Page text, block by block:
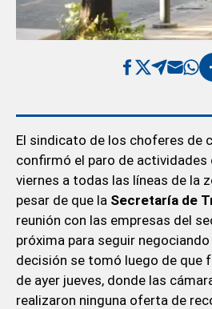
El sindicato de los choferes de
confirmó el paro de actividades
viernes a todas las líneas de la
pesar de que la Secretaría de
reunión con las empresas del
próxima para seguir
decisión se tomó luego de que
de ayer jueves, donde las
realizaron ninguna oferta de